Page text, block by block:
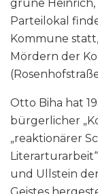
grüne
Parteilokal
Kommune
Mördern der
Otto Biha hat
bürgerlicher
„reaktionärer
und Ullstein